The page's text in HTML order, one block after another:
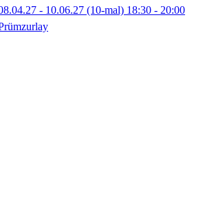
- 10.06.27 (10-mal) 18:30 - 20:00